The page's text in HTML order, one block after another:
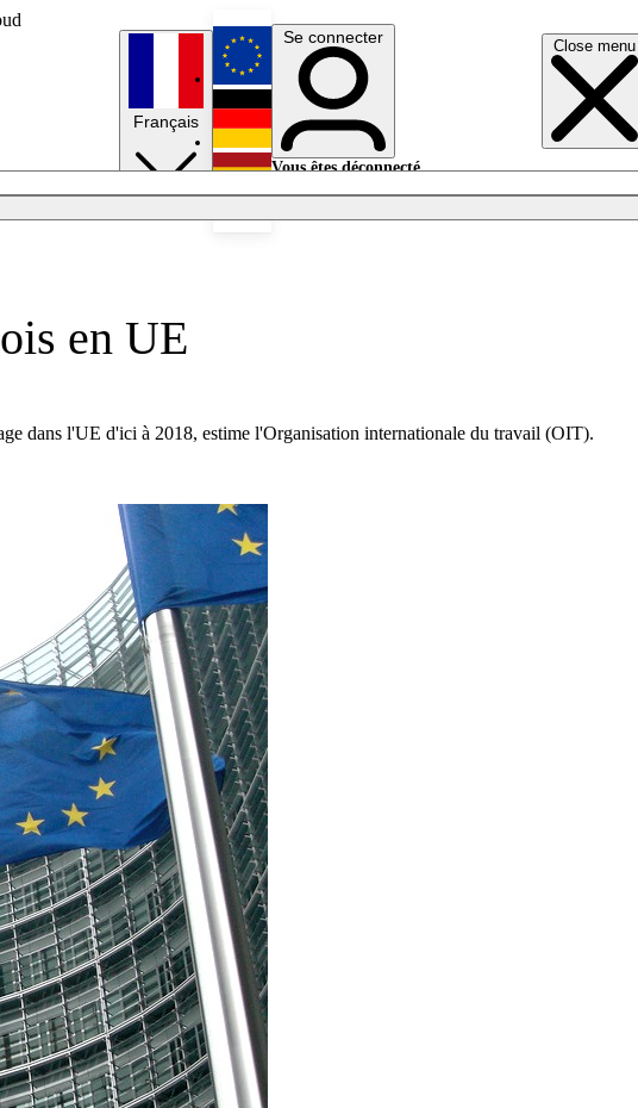
Close menu
Français
English
Deutsch
Se connecter
Vous êtes déconnecté.
en UE
dans l'UE d'ici à 2018, estime l'Organisation internationale du travail (OIT).